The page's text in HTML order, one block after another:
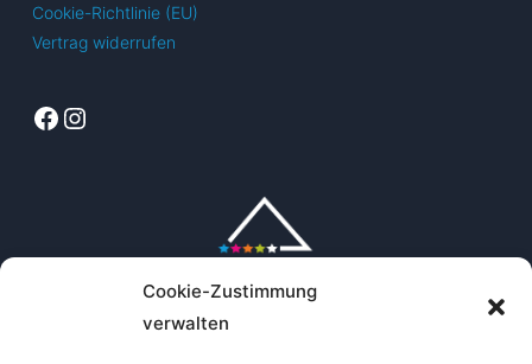
Cookie-Zustimmung
verwalten
Cookie-Richtlinie (EU)
Vertrag widerrufen
Facebook
Instagram